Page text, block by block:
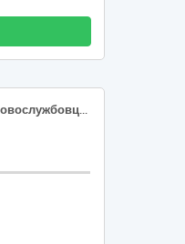
Комплект для навчання військовослужбовців пілотування FPV дроном на симуляторі "Skyranger"